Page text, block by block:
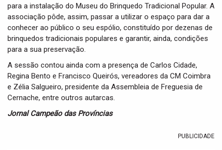
para a instalação do Museu do Brinquedo Tradicional Popular. A
associação pôde, assim, passar a utilizar o espaço para dar a
conhecer ao público o seu espólio, constituído por dezenas de
brinquedos tradicionais populares e garantir, ainda, condições
para a sua preservação.
A sessão contou ainda com a presença de Carlos Cidade,
Regina Bento e Francisco Queirós, vereadores da CM Coimbra
e Zélia Salgueiro, presidente da Assembleia de Freguesia de
Cernache, entre outros autarcas.
Jornal Campeão das Províncias
PUBLICIDADE